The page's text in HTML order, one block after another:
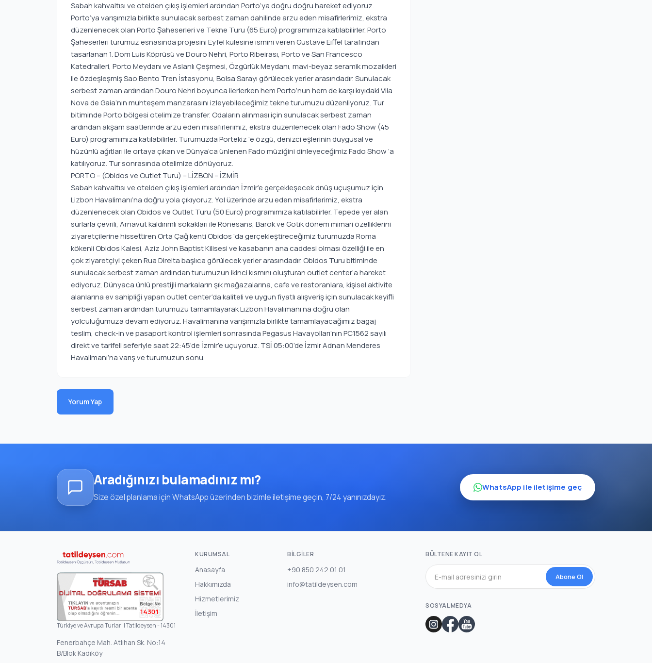
Sabah kahvaltısı ve otelden çıkış işlemleri ardından Porto’ya doğru doğru hareket ediyoruz.
Porto’ya varışımızla birlikte sunulacak serbest zaman dahilinde arzu eden misafirlerimiz, ekstra
düzenlenecek olan Porto Şaheserleri ve Tekne Turu (65 Euro) programımıza katılabilirler. Porto
Şaheserleri turumuz esnasında projesini Eyfel kulesine ismini veren Gustave Eiffel tarafından
tasarlanan 1. Dom Luis Köprüsü ve Douro Nehri, Porto Ribeirası, Porto ve San Francesco
Katedralleri, Porto Meydanı ve Aslanlı Çeşmesi, Özgürlük Meydanı, mavi-beyaz seramik mozaikleri
ile özdeşleşmiş Sao Bento Tren İstasyonu, Bolsa Sarayı görülecek yerler arasındadır. Sunulacak
serbest zaman ardından Douro Nehri boyunca ilerlerken hem Porto’nun hem de karşı kıyıdaki Vila
Nova de Gaia’nın muhteşem manzarasını izleyebileceğimiz tekne turumuzu düzenliyoruz. Tur
bitiminde Porto bölgesi otelimize transfer. Odaların alınması için sunulacak serbest zaman
ardından akşam saatlerinde arzu eden misafirlerimiz, ekstra düzenlenecek olan Fado Show (45
Euro) programımıza katılabilirler. Turumuzda Portekiz ‘e özgü, denizci eşlerinin duygusal ve
hüzünlü ağıtları ile ortaya çıkan ve Dünya’ca ünlenen Fado müziğini dinleyeceğimiz Fado Show ‘a
katılıyoruz. Tur sonrasında otelimize dönüyoruz.
PORTO – (Obidos ve Outlet Turu) – LİZBON – İZMİR
Sabah kahvaltısı ve otelden çıkış işlemleri ardından İzmir’e gerçekleşecek dnüş uçuşumuz için
Lizbon Havalimanı’na doğru yola çıkıyoruz. Yol üzerinde arzu eden misafirlerimiz, ekstra
düzenlenecek olan Obidos ve Outlet Turu (50 Euro) programımıza katılabilirler. Tepede yer alan
surlarla çevrili, Arnavut kaldırımlı sokakları ile Rönesans, Barok ve Gotik dönem mimari özelliklerini
ziyaretçilerine hissettiren Orta Çağ kenti Obidos ‘da gerçekleştireceğimiz turumuzda Roma
kökenli Obidos Kalesi, Aziz John Baptist Kilisesi ve kasabanın ana caddesi olması özelliği ile en
çok ziyaretçiyi çeken Rua Direita başlıca görülecek yerler arasındadır. Obidos Turu bitiminde
sunulacak serbest zaman ardından turumuzun ikinci kısmını oluşturan outlet center’a hareket
ediyoruz. Dünyaca ünlü prestijli markaların şık mağazalarına, cafe ve restoranlara, kişisel aktivite
alanlarına ev sahipliği yapan outlet center’da kaliteli ve uygun fiyatlı alışveriş için sunulacak keyifli
serbest zaman ardından turumuzu tamamlayarak Lizbon Havalimanı’na doğru olan
yolculuğumuza devam ediyoruz. Havalimanına varışımızla birlikte tamamlayacağımız bagaj
teslim, check-in ve pasaport kontrol işlemleri sonrasında Pegasus Havayolları’nın PC1562 sayılı
direkt ve tarifeli seferiyle saat 22:45’de İzmir’e uçuyoruz. TSİ 05:00’de İzmir Adnan Menderes
Havalimanı’na varış ve turumuzun sonu.
Yorum Yap
Aradığınızı bulamadınız mı?
Size özel planlama için WhatsApp üzerinden bizimle iletişime geçin, 7/24 yanınızdayız.
WhatsApp ile iletişime geç
14301
Türkiye ve Avrupa Turları | Tatildeysen - 14301
Fenerbahçe Mah. Atlıhan Sk. No:14
B/Blok Kadıköy
KURUMSAL
Anasayfa
Hakkımızda
Hizmetlerimiz
İletişim
BILGILER
+90 850 242 01 01
info@tatildeysen.com
BÜLTENE KAYIT OL
Abone Ol
SOSYAL MEDYA